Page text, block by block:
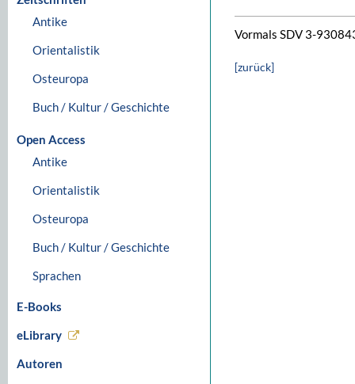
Antike
Orientalistik
Osteuropa
Buch / Kultur / Geschichte
Open Access
Antike
Orientalistik
Osteuropa
Buch / Kultur / Geschichte
Sprachen
E-Books
eLibrary
Autoren
Vormals SDV 3-
[zurück]